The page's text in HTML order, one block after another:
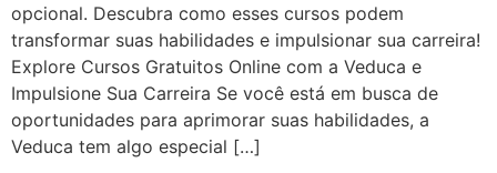
opcional. Descubra como esses cursos podem
transformar suas habilidades e impulsionar sua carreira!
Explore Cursos Gratuitos Online com a Veduca e
Impulsione Sua Carreira Se você está em busca de
oportunidades para aprimorar suas habilidades, a
Veduca tem algo especial […]